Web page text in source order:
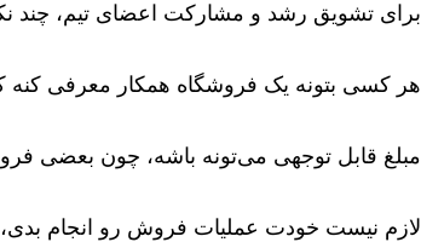
برای تشویق رشد و مشارکت اعضای تیم، چند
هر کسی بتونه یک فروشگاه همکار معرفی کنه که منجر به ثبت سفارش بشه،
مبلغ قابل توجهی می‌تونه باشه، چون بعضی فروشگاه‌ها
لازم نیست خودت عملیات فروش رو انجام